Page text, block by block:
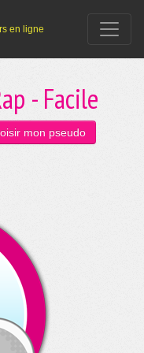
en ligne
- Facile
mon pseudo